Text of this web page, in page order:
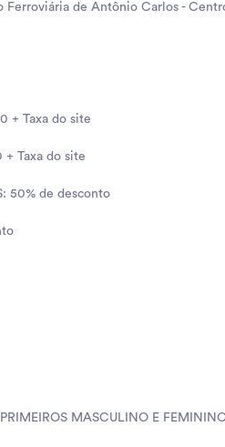
Ferroviária de Antônio Carlos -
+ Taxa do site
Taxa do site
50% de desconto
MASCULINO E